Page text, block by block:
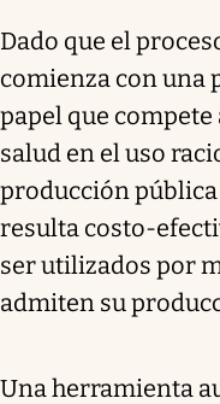
Dado que el
comienza con una
papel que
salud en el uso
producción
resulta costo-
ser utilizados por
admiten su
Una herramienta